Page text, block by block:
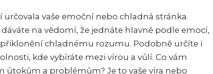
určovala vaše emoční nebo chladná stránka.
dáváte na vědomí, že jednáte hlavně podle emocí,
chladnému rozumu. Podobně určíte i
kde vybíráte mezi vírou a vůlí. Co vám
útokům a problémům? Je to vaše víra nebo